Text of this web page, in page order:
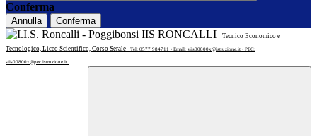
Conferma
Annulla Conferma
IIS RONCALLI
Tecnico Economico e
Tecnologico, Liceo Scientifico, Corso Serale
Tel: 0577 984711 • Email: siis00800x@istruzione.it • PEC:
siis00800x@pec.istruzione.it